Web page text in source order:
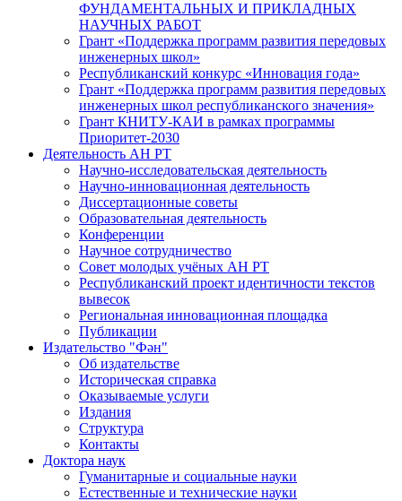
ФУНДАМЕНТАЛЬНЫХ И ПРИКЛАДНЫХ
НАУЧНЫХ РАБОТ
Грант «Поддержка программ развития передовых
инженерных школ»
Республиканский конкурс «Инновация года»
Грант «Поддержка программ развития передовых
инженерных школ республиканского значения»
Грант КНИТУ-КАИ в рамках программы
Приоритет-2030
Деятельность АН РТ
Научно-исследовательская деятельность
Научно-инновационная деятельность
Диссертационные советы
Образовательная деятельность
Конференции
Научное сотрудничество
Совет молодых учёных АН РТ
Республиканский проект идентичности текстов
вывесок
Региональная инновационная площадка
Публикации
Издательство "Фән"
Об издательстве
Историческая справка
Оказываемые услуги
Издания
Структура
Контакты
Доктора наук
Гуманитарные и социальные науки
Естественные и технические науки